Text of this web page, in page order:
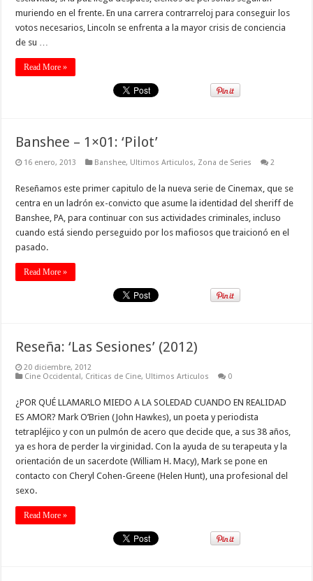
muriendo en el frente. En una carrera contrarreloj para conseguir los
votos necesarios, Lincoln se enfrenta a la mayor crisis de conciencia
de su …
Read More »
Banshee – 1×01: ‘Pilot’
16 enero, 2013 Banshee, Ultimos Articulos, Zona de Series 2
Reseñamos este primer capitulo de la nueva serie de Cinemax, que se
centra en un ladrón ex-convicto que asume la identidad del sheriff de
Banshee, PA, para continuar con sus actividades criminales, incluso
cuando está siendo perseguido por los mafiosos que traicionó en el
pasado.
Read More »
Reseña: ‘Las Sesiones’ (2012)
20 diciembre, 2012
Cine Occidental, Criticas de Cine, Ultimos Articulos 0
¿POR QUÉ LLAMARLO MIEDO A LA SOLEDAD CUANDO EN REALIDAD
ES AMOR? Mark O’Brien (John Hawkes), un poeta y periodista
tetrapléjico y con un pulmón de acero que decide que, a sus 38 años,
ya es hora de perder la virginidad. Con la ayuda de su terapeuta y la
orientación de un sacerdote (William H. Macy), Mark se pone en
contacto con Cheryl Cohen-Greene (Helen Hunt), una profesional del
sexo.
Read More »